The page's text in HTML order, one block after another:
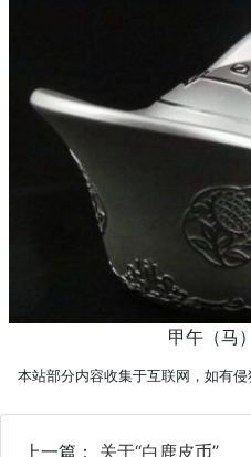
甲午（马
本站部分内容收集于互联网，如有侵
上一篇： 关于“白鹿皮币”